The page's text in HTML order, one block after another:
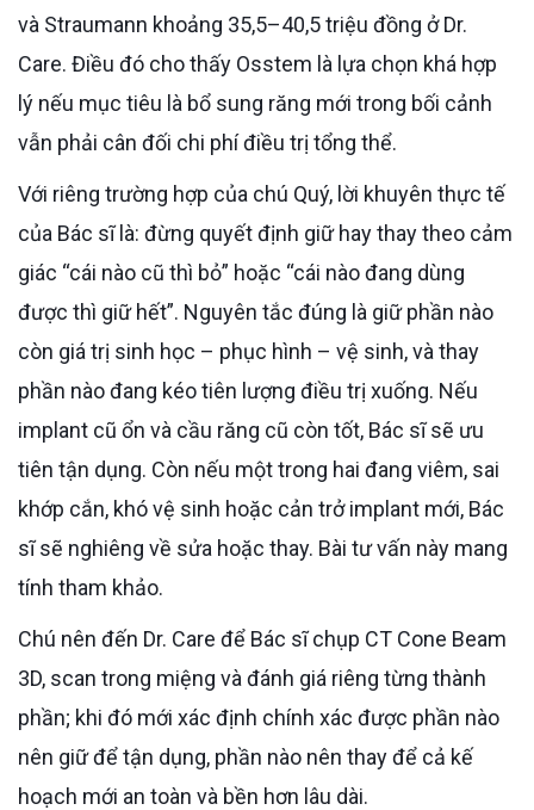
và Straumann khoảng 35,5–40,5 triệu đồng ở Dr.
Care. Điều đó cho thấy Osstem là lựa chọn khá hợp
lý nếu mục tiêu là bổ sung răng mới trong bối cảnh
vẫn phải cân đối chi phí điều trị tổng thể.
Với riêng trường hợp của chú Quý, lời khuyên thực tế
của Bác sĩ là: đừng quyết định giữ hay thay theo cảm
giác “cái nào cũ thì bỏ” hoặc “cái nào đang dùng
được thì giữ hết”. Nguyên tắc đúng là giữ phần nào
còn giá trị sinh học – phục hình – vệ sinh, và thay
phần nào đang kéo tiên lượng điều trị xuống. Nếu
implant cũ ổn và cầu răng cũ còn tốt, Bác sĩ sẽ ưu
tiên tận dụng. Còn nếu một trong hai đang viêm, sai
khớp cắn, khó vệ sinh hoặc cản trở implant mới, Bác
sĩ sẽ nghiêng về sửa hoặc thay. Bài tư vấn này mang
tính tham khảo.
Chú nên đến Dr. Care để Bác sĩ chụp CT Cone Beam
3D, scan trong miệng và đánh giá riêng từng thành
phần; khi đó mới xác định chính xác được phần nào
nên giữ để tận dụng, phần nào nên thay để cả kế
hoạch mới an toàn và bền hơn lâu dài.